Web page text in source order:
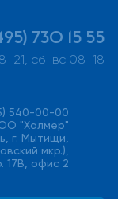
730 15 55
21, сб-вс 08-18
540-00-00
"Халмер"
г. Мытищи,
мкр.),
17В, офис 2